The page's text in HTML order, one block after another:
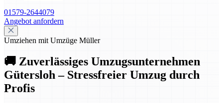
01579-2644079
Angebot anfordern
Umziehen mit Umzüge Müller
🚚 Zuverlässiges Umzugsunternehmen
Gütersloh – Stressfreier Umzug durch
Profis